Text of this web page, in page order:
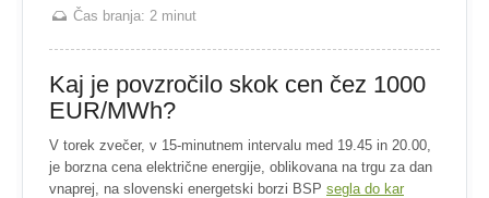
Čas branja: 2 minut
Kaj je povzročilo skok cen čez 1000
EUR/MWh?
V torek zvečer, v 15-minutnem intervalu med 19.45 in 20.00,
je borzna cena električne energije, oblikovana na trgu za dan
vnaprej, na slovenski energetski borzi BSP segla do kar